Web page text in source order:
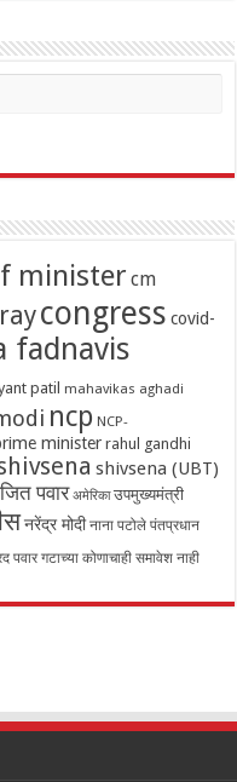
minister cm
congress covid-
fadnavis
patil mahavikas aghadi
ncp NCP-
minister rahul gandhi
shivsena (UBT)
पवार अमेरिका उपमुख्यमंत्री
नरेंद्र मोदी नाना पटोले पंतप्रधान
पवार गटाच्या कोणाचाही समावेश नाही